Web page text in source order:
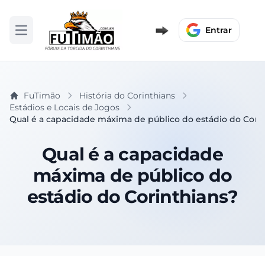
Abrir menu Entrar
FuTimão
História do Corinthians
Estádios e Locais de Jogos
Qual é a capacidade máxima de público do estádio do
Qual é a capacidade
máxima de público do
estádio do Corinthians?